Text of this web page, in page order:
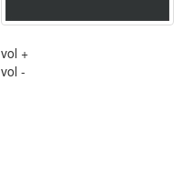
vol +
vol -